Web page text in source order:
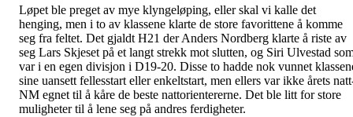
Løpet ble preget av mye klyngeløping, eller skal vi kalle det
henging, men i to av klassene klarte de store favorittene å komme
seg fra feltet. Det gjaldt H21 der Anders Nordberg klarte å riste av
seg Lars Skjeset på et langt strekk mot slutten, og Siri Ulvestad
var i en egen divisjon i D19-20. Disse to hadde nok vunnet
sine uansett fellesstart eller enkeltstart, men ellers var ikke årets
NM egnet til å kåre de beste nattorientererne. Det ble litt for store
muligheter til å lene seg på andres ferdigheter.